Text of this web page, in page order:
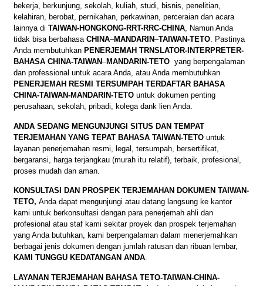
bekerja, berkunjung, sekolah, kuliah, studi, bisnis, penelitian,
kelahiran, berobat, pernikahan, perkawinan, perceraian dan acara
lainnya di TAIWAN-HONGKONG-RRT-RRC-CHINA, Namun Anda
tidak bisa berbahasa CHINA–MANDARIN–TAIWAN-TETO. Pastinya
Anda membutuhkan PENERJEMAH TRNSLATOR-INTERPRETER-
BAHASA CHINA-TAIWAN–MANDARIN-TETO yang berpengalaman
dan professional untuk acara Anda, atau Anda membutuhkan
PENERJEMAH RESMI TERSUMPAH TERDAFTAR BAHASA
CHINA-TAIWAN-MANDARIN-TETO untuk dokumen penting
perusahaan, sekolah, pribadi, kolega dank lien Anda.
ANDA SEDANG MENGUNJUNGI SITUS DAN TEMPAT
TERJEMAHAN YANG TEPAT BAHASA TAIWAN-TETO untuk
layanan penerjemahan resmi, legal, tersumpah, bersertifikat,
bergaransi, harga terjangkau (murah itu relatif), terbaik, profesional,
proses mudah dan aman.
KONSULTASI DAN PROSPEK TERJEMAHAN DOKUMEN TAIWAN-
TETO, Anda dapat mengunjungi atau datang langsung ke kantor
kami untuk berkonsultasi dengan para penerjemah ahli dan
profesional atau staf kami sekitar proyek dan prospek terjemahan
yang Anda butuhkan, kami berpengalaman dalam menerjemahkan
berbagai jenis dokumen dengan jumlah ratusan dan ribuan lembar,
KAMI TUNGGU KEDATANGAN ANDA.
LAYANAN TERJEMAHAN BAHASA TETO-TAIWAN-CHINA-